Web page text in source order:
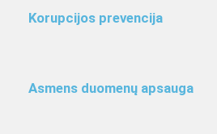
Korupcijos prevencija
Asmens duomenų apsauga